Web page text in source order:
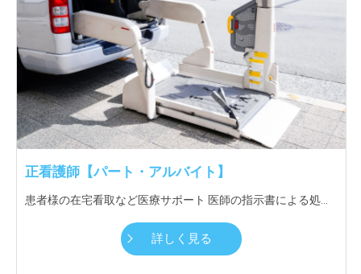
正看護師【パート・アルバイト】
詳しく見る